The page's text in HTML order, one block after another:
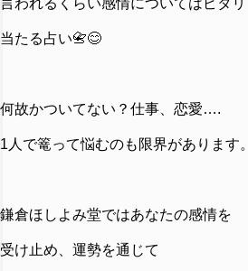
言われるくらい感情についてはピタリ
当たる占い📇😊
何故かついてない？仕事、恋愛….
1人で篭って悩むのも限界があります。
鎌倉ほしよみ堂ではあなたの感情を
受け止め、運勢を通じて